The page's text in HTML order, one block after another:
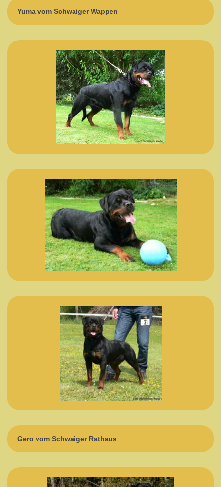
Yuma vom Schwaiger Wappen
Gero vom Schwaiger Rathaus